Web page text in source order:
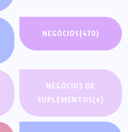
NEGÓCIOS(470)
NEGÓCIOS DE
SUPLEMENTOS(4)